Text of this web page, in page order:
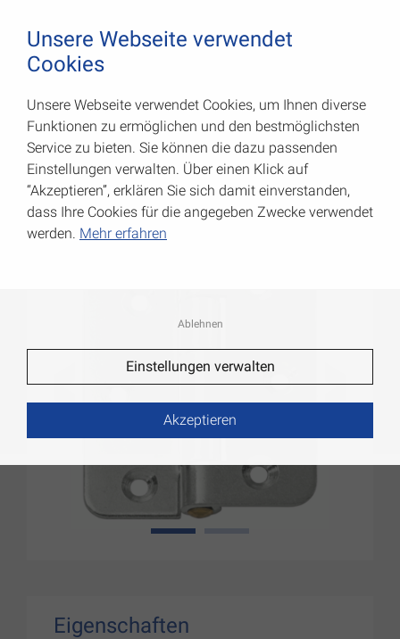
Verbundfensterscharniere
Art.-Nr.: 000632000ZR
1
Eigenschaften
Unsere Webseite verwendet
Cookies
Unsere Webseite verwendet Cookies, um Ihnen diverse
Funktionen zu ermöglichen und den bestmöglichsten
Service zu bieten. Sie können die dazu passenden
Einstellungen verwalten. Über einen Klick auf
“Akzeptieren”, erklären Sie sich damit einverstanden,
dass Ihre Cookies für die angegeben Zwecke verwendet
werden. Mehr erfahren
Ablehnen
Einstellungen verwalten
Akzeptieren